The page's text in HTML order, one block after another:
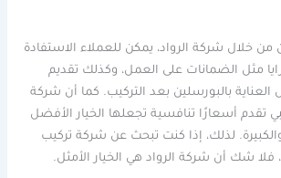
من خلال شركة الرواد، يمكن للعملاء الاستفادة
مثل الضمانات على العمل، وكذلك تقديم
بالبورسلين بعد التركيب. كما أن شركة
تقدم أسعارًا تنافسية تجعلها الخيار الأفضل
لذلك، إذا كنت تبحث عن شركة تركيب
فلا شك أن شركة الرواد هي الخيار الأمثل.